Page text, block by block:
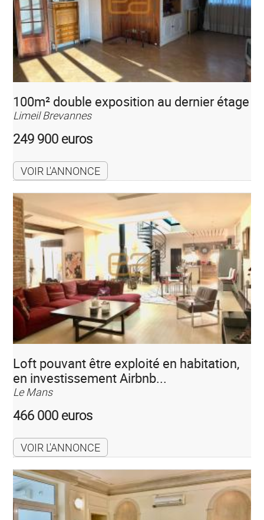
100m² double exposition au dernier étage
Limeil Brevannes
249 900 euros
VOIR L'ANNONCE
Loft pouvant être exploité en habitation,
en investissement Airbnb...
Le Mans
466 000 euros
VOIR L'ANNONCE